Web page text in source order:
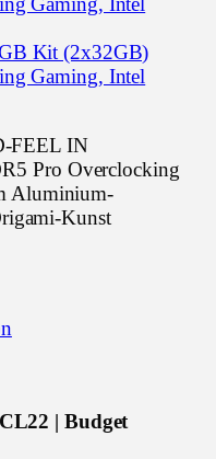
Kit (2x32GB)
Gaming, Intel
FEEL IN
Pro Overclocking
Aluminium-
Kunst
| Budget